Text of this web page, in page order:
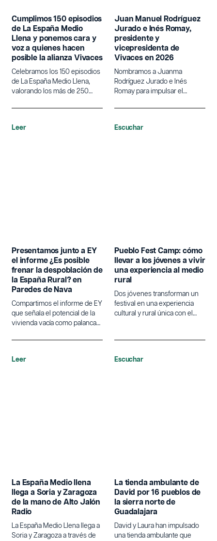
Cumplimos 150 episodios
de La España Medio
Llena y ponemos cara y
voz a quienes hacen
posible la alianza Vivaces
Celebramos los 150 episodios
de La España Medio Llena,
valorando los más de 250
Juan Manuel Rodríguez
Jurado e Inés Romay,
presidente y
vicepresidenta de
Vivaces en 2026
Nombramos a Juanma
Rodríguez Jurado e Inés
Romay para impulsar el
medio rural en 2026.
Leer
Presentamos junto a EY
el informe ¿Es posible
frenar la despoblación de
la España Rural? en
Paredes de Nava
Compartimos el informe de EY
que señala el potencial de la
vivienda vacía como palanca
revitalizar el medio rural.
Escuchar
Pueblo Fest Camp: cómo
llevar a los jóvenes a vivir
una experiencia al medio
rural
Dos jóvenes transforman un
festival en una experiencia
cultural y rural única con el
Leer
La España Medio llena
llega a Soria y Zaragoza
de la mano de Alto Jalón
Radio
La España Medio Llena llega a
Soria y Zaragoza a través de
Escuchar
La tienda ambulante de
David por 16 pueblos de
la sierra norte de
Guadalajara
David y Laura han impulsado
una tienda ambulante que